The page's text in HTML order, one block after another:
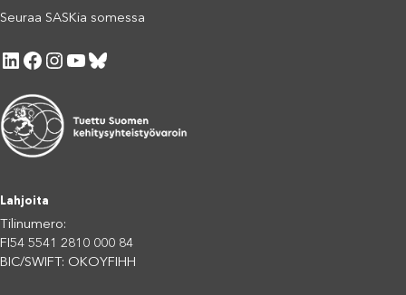
Seuraa SASKia somessa
LinkedIn Facebook Instagram YouTube Bluesky
Lahjoita
Tilinumero:
FI54 5541 2810 000 84
BIC/SWIFT: OKOYFIHH